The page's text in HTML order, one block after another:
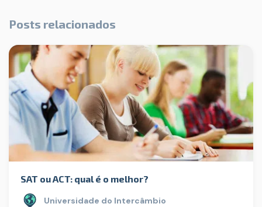
Posts relacionados
SAT ou ACT: qual é o melhor?
Universidade do Intercâmbio